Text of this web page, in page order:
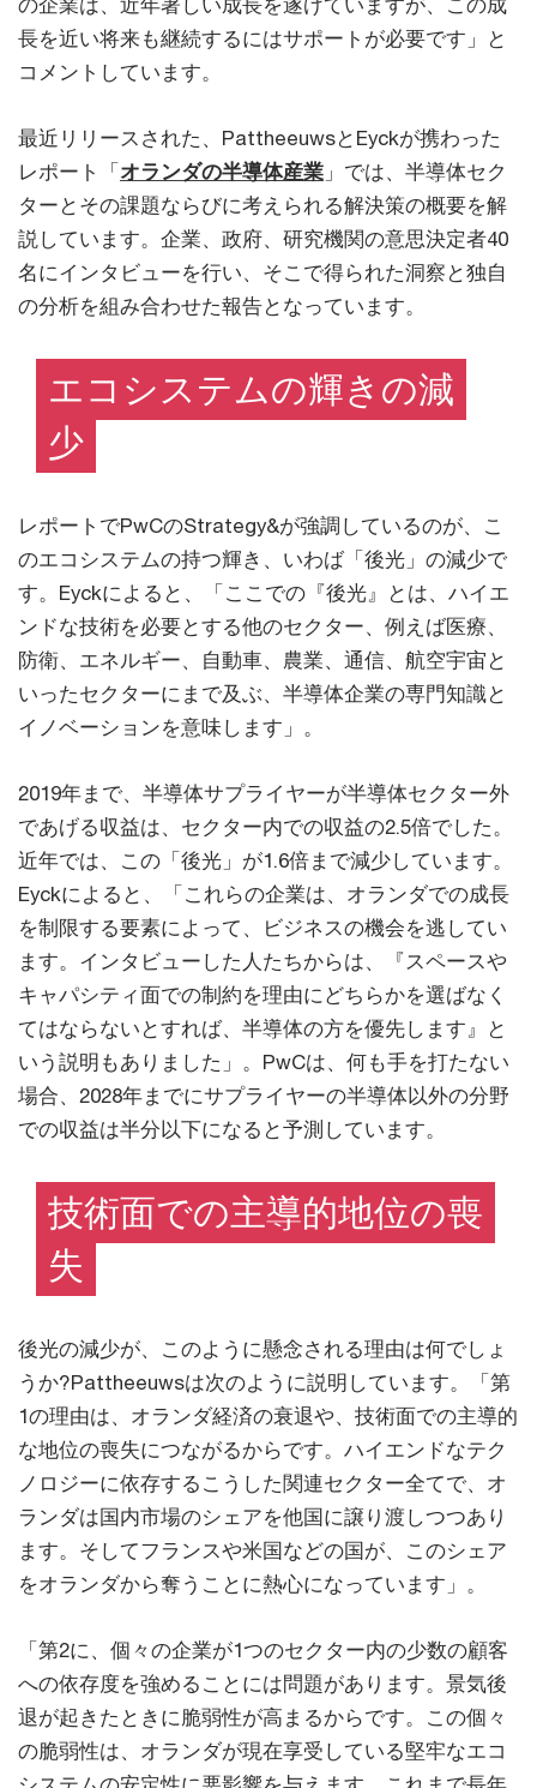
の企業は、近年著しい成長を遂げていますが、この成
長を近い将来も継続するにはサポートが必要です」と
コメントしています。
最近リリースされた、PattheeuwsとEyckが携わった
レポート「 オランダの半導体産業 」では、半導体セク
ターとその課題ならびに考えられる解決策の概要を解
説しています。企業、政府、研究機関の意思決定者40
名にインタビューを行い、そこで得られた洞察と独自
の分析を組み合わせた報告となっています。
エコシステムの輝きの減
少
レポートでPwCのStrategy&が強調しているのが、こ
のエコシステムの持つ輝き、いわば「後光」の減少で
す。Eyckによると、「ここでの『後光』とは、ハイエ
ンドな技術を必要とする他のセクター、例えば医療、
防衛、エネルギー、自動車、農業、通信、航空宇宙と
いったセクターにまで及ぶ、半導体企業の専門知識と
イノベーションを意味します」。
2019年まで、半導体サプライヤーが半導体セクター外
であげる収益は、セクター内での収益の2.5倍でした。
近年では、この「後光」が1.6倍まで減少しています。
Eyckによると、「これらの企業は、オランダでの成長
を制限する要素によって、ビジネスの機会を逃してい
ます。インタビューした人たちからは、『スペースや
キャパシティ面での制約を理由にどちらかを選ばなく
てはならないとすれば、半導体の方を優先します』と
いう説明もありました」。PwCは、何も手を打たない
場合、2028年までにサプライヤーの半導体以外の分野
での収益は半分以下になると予測しています。
技術面での主導的地位の喪
失
後光の減少が、このように懸念される理由は何でしょ
うか?Pattheeuwsは次のように説明しています。「第
1の理由は、オランダ経済の衰退や、技術面での主導的
な地位の喪失につながるからです。ハイエンドなテク
ノロジーに依存するこうした関連セクター全てで、オ
ランダは国内市場のシェアを他国に譲り渡しつつあり
ます。そしてフランスや米国などの国が、このシェア
をオランダから奪うことに熱心になっています」。
「第2に、個々の企業が1つのセクター内の少数の顧客
への依存度を強めることには問題があります。景気後
退が起きたときに脆弱性が高まるからです。この個々
の脆弱性は、オランダが現在享受している堅牢なエコ